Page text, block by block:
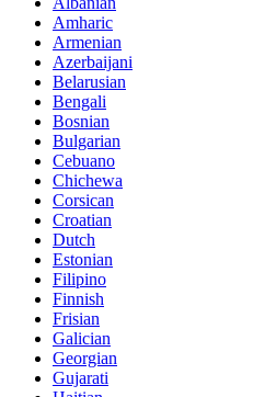
Amharic
Armenian
Azerbaijani
Belarusian
Bengali
Bosnian
Bulgarian
Cebuano
Chichewa
Corsican
Croatian
Dutch
Estonian
Filipino
Finnish
Frisian
Galician
Georgian
Gujarati